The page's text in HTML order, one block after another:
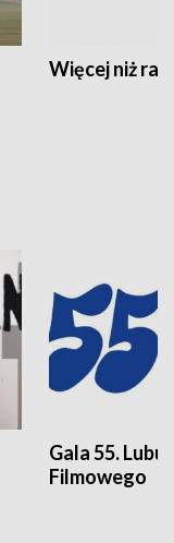
Więcej niż rajd
Gala 55.
Filmowego